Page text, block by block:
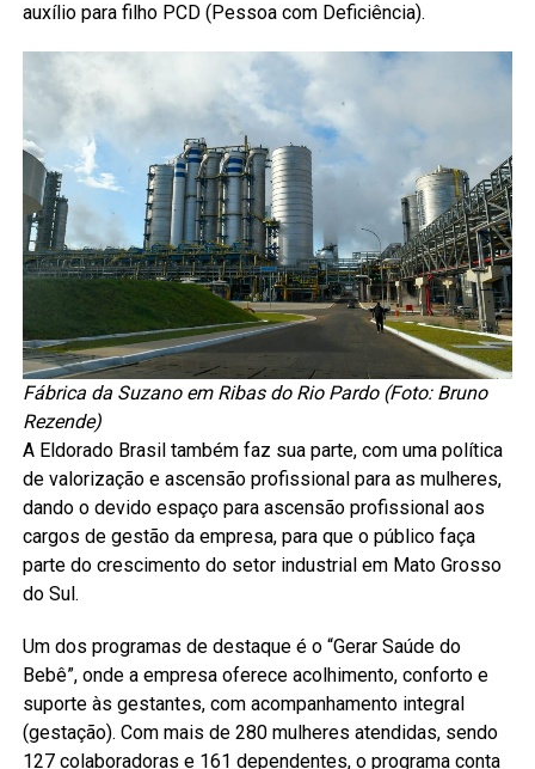
auxílio para filho PCD (Pessoa com Deficiência).
Fábrica da Suzano em Ribas do Rio Pardo (Foto: Bruno
Rezende)
A Eldorado Brasil também faz sua parte, com uma política
de valorização e ascensão profissional para as mulheres,
dando o devido espaço para ascensão profissional aos
cargos de gestão da empresa, para que o público faça
parte do crescimento do setor industrial em Mato Grosso
do Sul.
Um dos programas de destaque é o “Gerar Saúde do
Bebê”, onde a empresa oferece acolhimento, conforto e
suporte às gestantes, com acompanhamento integral
(gestação). Com mais de 280 mulheres atendidas, sendo
127 colaboradoras e 161 dependentes, o programa conta